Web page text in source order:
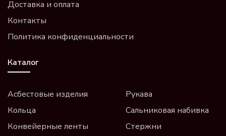
Доставка и оплата
Контакты
Политика конфиденциальности
Каталог
Асбестовые изделия
Кольца
Конвейерные ленты
Рукава
Сальниковая набивка
Стержни